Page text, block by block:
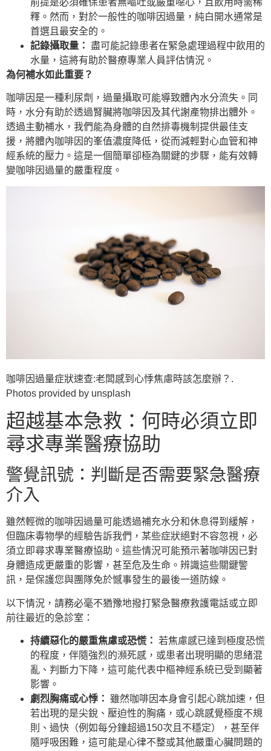
釋。然而，對於一般性的咖啡因過量，純白開水通常是
首選且最安全的。
記錄攝取量： 盡可能記錄患者在緊急處理過程中飲用的
水量，這將有助於醫療專業人員評估情況。
為何補水如此重要？
咖啡因是一種利尿劑，過量攝取可能導致體內水分流失。同
時，水分有助於透過腎臟將咖啡因及其代謝產物排出體外。
透過主動補水，我們能為身體的自然排毒機制提供最佳支
援，將體內咖啡因的峯值濃度降低，從而減輕對心血管和神
經系統的壓力。這是一個簡單卻極為關鍵的步驟，能有效轉
變咖啡因過量的嚴重程度。
咖啡因過量症狀速查:老闆感到心悸焦慮時該怎麼辦？.
Photos provided by unsplash
超越基本急救：何時必須立即
尋求專業醫療協助
警覺訊號：判斷是否需要緊急醫療
介入
雖然輕微的咖啡因過量可能透過補充水分和休息得到緩解，
但臨床毒物學的經驗告訴我們，某些症狀絕對不容忽視，必
須立即尋求專業醫療協助。這些情況可能預示著咖啡因已對
身體造成更嚴重的影響，甚至危及生命。辨識這些關鍵警
訊，是保護您與團隊免於憾事發生的最後一道防線。
以下情況，請務必毫不猶豫地撥打緊急醫療救護電話或立即
前往最近的急診室：
持續惡化的嚴重焦慮或恐慌： 若焦慮感已達到極度恐慌
的程度，伴隨強烈的瀕死感，或患者出現明顯的思緒混
亂、判斷力下降，這可能代表中樞神經系統已受到顯著
影響。
劇烈胸痛或心悸：
雖然咖啡因本身會引起心跳加速，但
若出現的是尖銳、壓迫性的胸痛，或心跳感覺極度不規
則、過快（例如每分鐘超過150次且不穩定），甚至伴
隨呼吸困難，這可能是心律不整或其他嚴重心臟問題的